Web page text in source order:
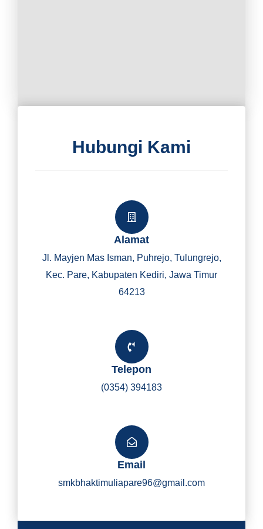
Y
I
Hubungi Kami
Alamat
Jl. Mayjen Mas Isman, Puhrejo, Tulungrejo,
Kec. Pare, Kabupaten Kediri, Jawa Timur
64213
Telepon
(0354) 394183
Email
smkbhaktimuliapare96@gmail.com